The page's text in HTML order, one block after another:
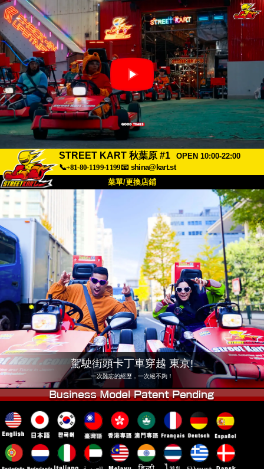
STREET KART 秋葉原 #1
OPEN 10:00-22:00
📞+81-80-1199-1199📧 shina@kart.st
菜單/更換店鋪
關於 價格
交通方式 顧客聲音 常見問題
公司 預訂
更換店鋪
東京品川 #1 東京秋葉原#1
東京秋葉原#2 東京澀谷
東京澀谷附屬 東京灣
東京淺草 大阪
沖繩
駕駛街頭卡丁車穿越 東京!
一次難忘的經歷，一次絕不夠！